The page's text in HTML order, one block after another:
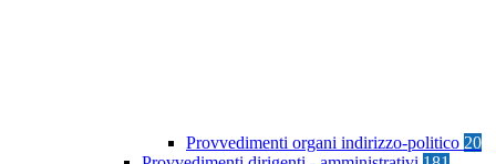
Provvedimenti organi indirizzo-politico 20